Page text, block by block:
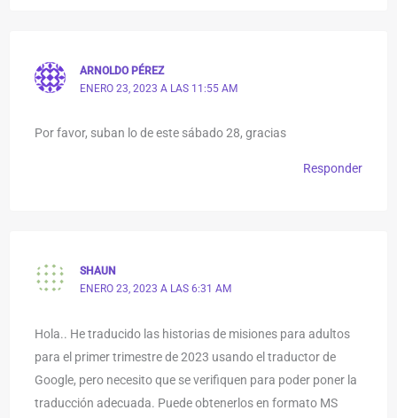
ARNOLDO PÉREZ
ENERO 23, 2023 A LAS 11:55 AM
Por favor, suban lo de este sábado 28, gracias
Responder
SHAUN
ENERO 23, 2023 A LAS 6:31 AM
Hola.. He traducido las historias de misiones para adultos
para el primer trimestre de 2023 usando el traductor de
Google, pero necesito que se verifiquen para poder poner la
traducción adecuada. Puede obtenerlos en formato MS